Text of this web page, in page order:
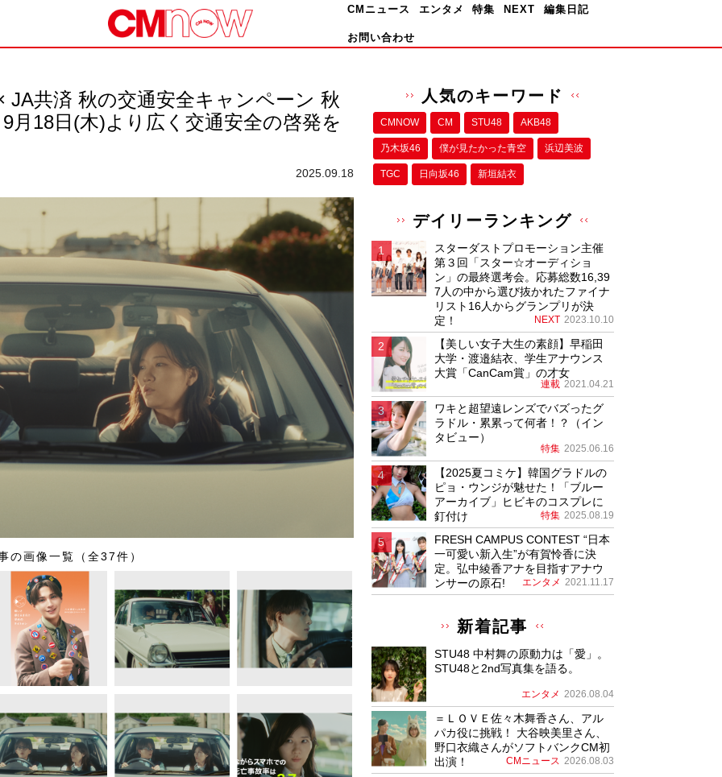
CMニュース エンタメ 特集 NEXT 編集日記
お問い合わせ
JA共済 秋の交通安全キャンペーン 秋
月18日(木)より広く交通安全の啓発を
2025.09.18
の画像一覧（全37件）
人気のキーワード
CMNOW CM STU48 AKB48
乃木坂46 僕が⾒たかった⻘空 浜辺美波
TGC 日向坂46 新垣結衣
デイリーランキング
スターダストプロモーション主催
第３回「スター☆オーディショ
ン」の最終選考会。応募総数16,39
7人の中から選び抜かれたファイナ
リスト16人からグランプリが決
定！
NEXT 2023.10.10
【美しい女子大生の素顔】早稲田
大学・渡邉結衣、学生アナウンス
大賞「CanCam賞」の才女
連載 2021.04.21
ワキと超望遠レンズでバズったグ
ラドル・累累って何者！？（イン
タビュー）
特集 2025.06.16
【2025夏コミケ】韓国グラドルの
ピョ・ウンジが魅せた！「ブルー
アーカイブ」ヒビキのコスプレに
釘付け
特集 2025.08.19
FRESH CAMPUS CONTEST “日本
一可愛い新入生”が有賀怜香に決
定。弘中綾香アナを目指すアナウ
ンサーの原石!
エンタメ 2021.11.17
新着記事
STU48 中村舞の原動力は「愛」。
STU48と2nd写真集を語る。
エンタメ 2026.08.04
＝ＬＯＶＥ佐々木舞香さん、アル
パカ役に挑戦！ 大谷映美里さん、
野口衣織さんがソフトバンクCM初
出演！
CMニュース 2026.08.03